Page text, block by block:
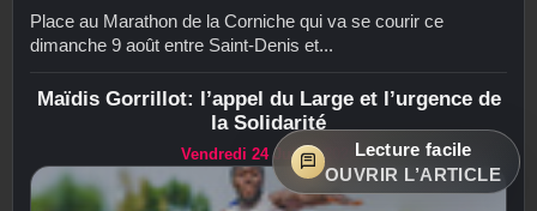
Place au Marathon de la Corniche qui va se courir ce
dimanche 9 août entre Saint-Denis et...
Maïdis Gorrillot: l’appel du Large et l’urgence de
la Solidarité
Vendredi 24 Juillet 2026Lecture facile
OUVRIR L’ARTICLE